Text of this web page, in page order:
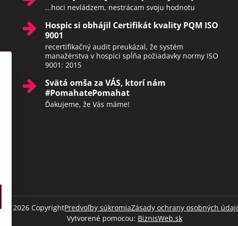
...hoci nevládzem, nestrácam svoju hodnotu
Hospic si obhájil Certifikát kvality PQM ISO
9001
recertifikačný audit preukázal, že systém
manažérstva v hospici spĺňa požiadavky normy ISO
9001: 2015
Svätá omša za VÁS, ktorí nám
#PomahatePomahat
Ďakujeme, že Vás máme!
©2026 CopyrightPredvoľby súkromiaZásady ochrany osobných
Vytvorené pomocou: BiznisWeb.sk